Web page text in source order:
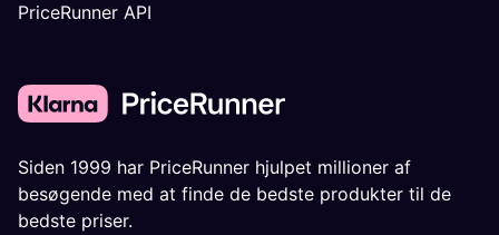
PriceRunner API
Siden 1999 har PriceRunner hjulpet millioner af
besøgende med at finde de bedste produkter til de
bedste priser.